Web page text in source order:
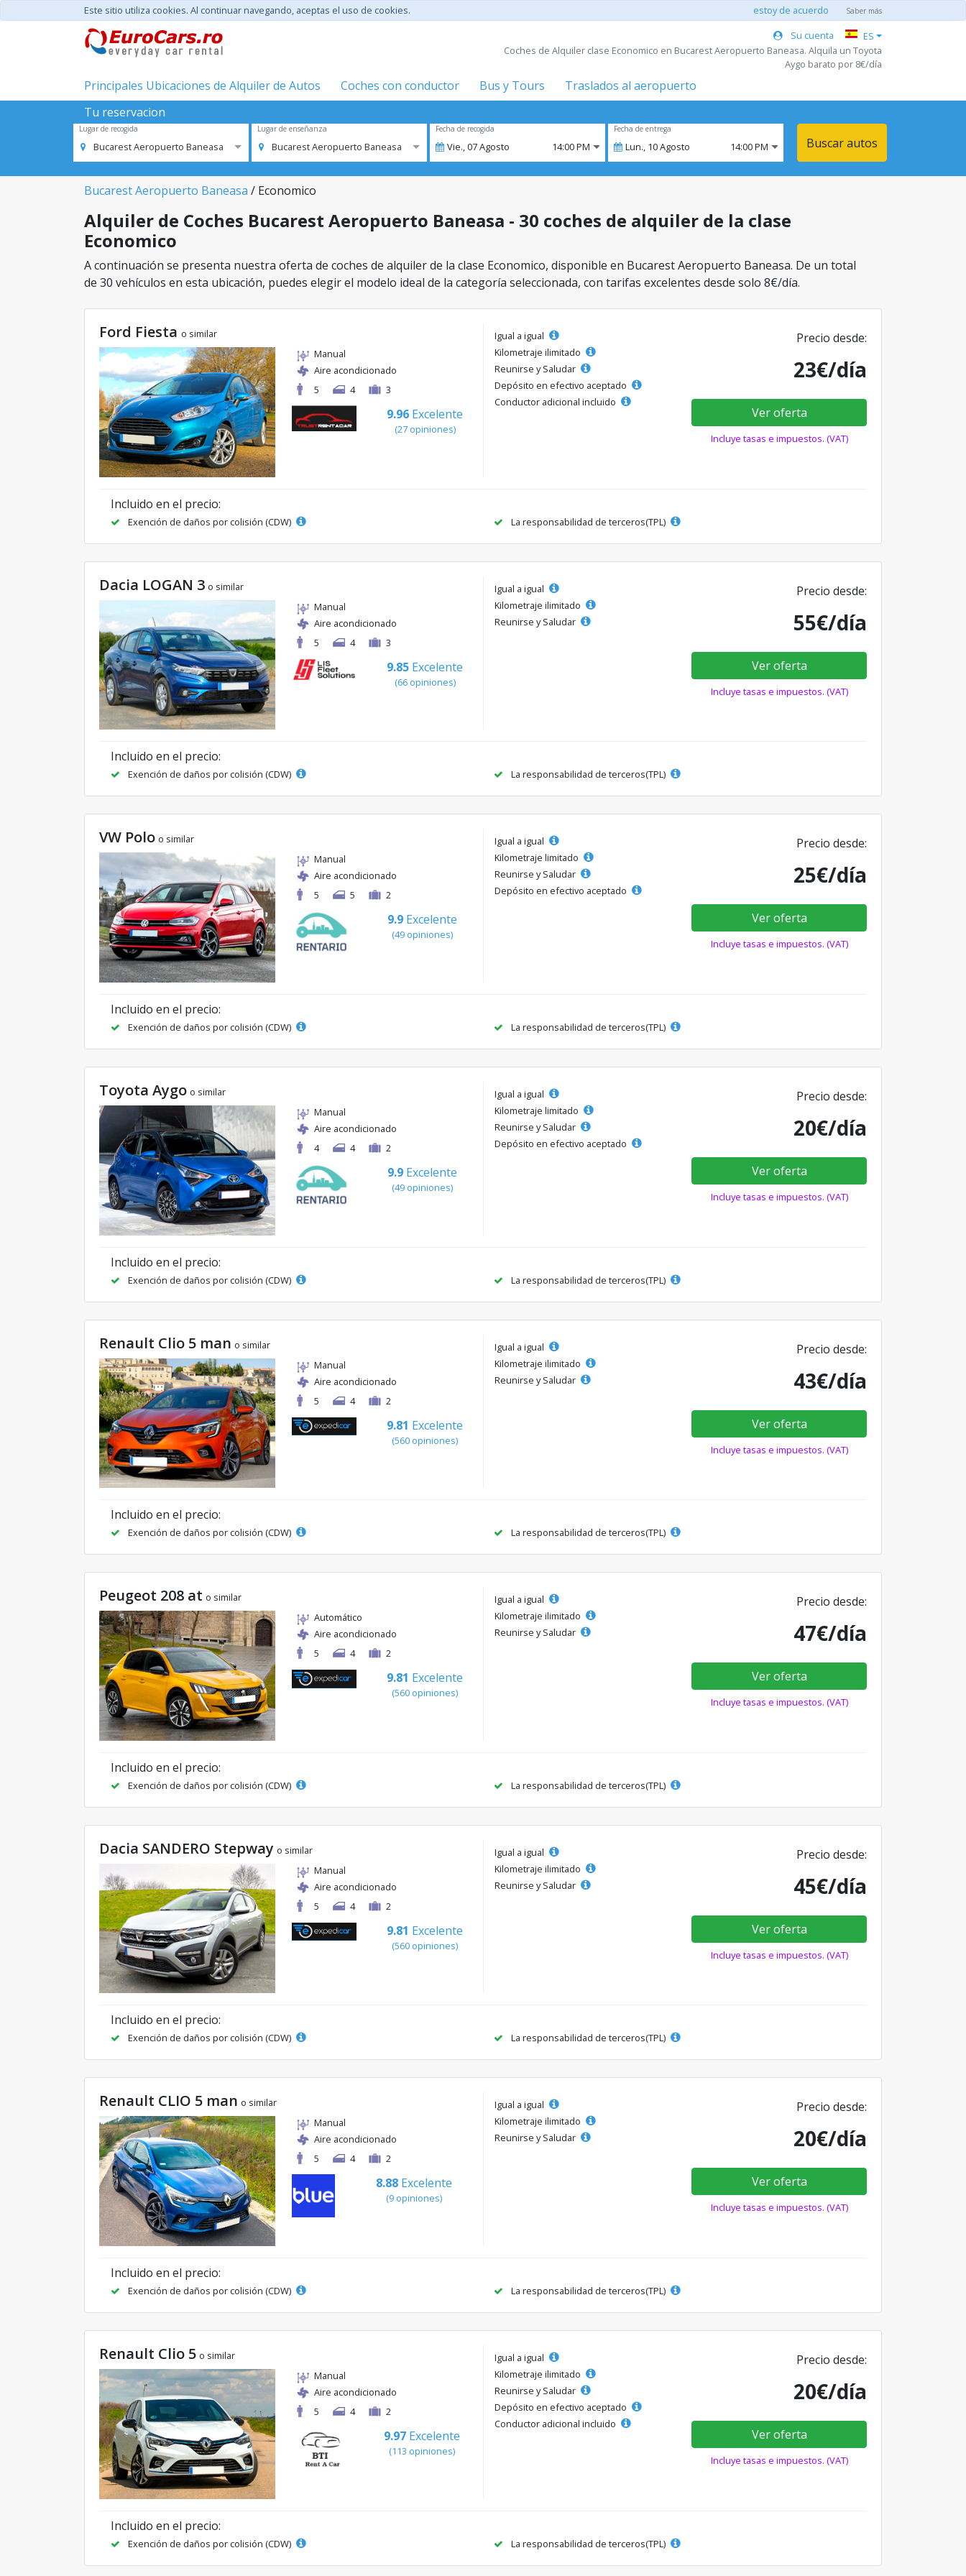
Este sitio utiliza cookies. Al continuar navegando, aceptas el uso de cookies. estoy de acuerdo Saber más
Su cuenta
ES
Coches de Alquiler clase Economico en Bucarest Aeropuerto Baneasa. Alquila un Toyota
Aygo barato por 8€/día
Principales Ubicaciones de Alquiler de Autos Coches con conductor Bus y Tours
Traslados al aeropuerto
Tu reservacion
Lugar de recogida
Bucarest Aeropuerto Baneasa
Lugar de enseñanza
Bucarest Aeropuerto Baneasa
Fecha de recogida
Vie.,07Agosto 14:00 PM
Fecha de entrega
Lun., 10Agosto 14:00 PM Buscar autos
Bucarest Aeropuerto Baneasa / Economico
Alquiler de Coches Bucarest Aeropuerto Baneasa - 30 coches de alquiler de la clase
Economico
A continuación se presenta nuestra oferta de coches de alquiler de la clase Economico, disponible en Bucarest Aeropuerto Baneasa. De un total
de 30 vehículos en esta ubicación, puedes elegir el modelo ideal de la categoría seleccionada, con tarifas excelentes desde solo 8€/día.
Ford Fiesta o similar
Manual
Aire acondicionado
5
4 3
9.96 Excelente
(27 opiniones)
Igual a igual
Kilometraje ilimitado
Reunirse y Saludar
Depósito en efectivo aceptado
Conductor adicional incluido
Precio desde:
23€/día
Ver oferta
Incluye tasas e impuestos. (VAT)
Incluido en el precio:
Exención de daños por colisión (CDW) La responsabilidad de terceros(TPL)
Dacia LOGAN 3 o similar
Manual
Aire acondicionado
5
4 3
9.85 Excelente
(66 opiniones)
Igual a igual
Kilometraje ilimitado
Reunirse y Saludar
Precio desde:
55€/día
Ver oferta
Incluye tasas e impuestos. (VAT)
Incluido en el precio:
Exención de daños por colisión (CDW) La responsabilidad de terceros(TPL)
VW Polo o similar
Manual
Aire acondicionado
5
5 2
9.9 Excelente
(49 opiniones)
Igual a igual
Kilometraje limitado
Reunirse y Saludar
Depósito en efectivo aceptado
Precio desde:
25€/día
Ver oferta
Incluye tasas e impuestos. (VAT)
Incluido en el precio:
Exención de daños por colisión (CDW) La responsabilidad de terceros(TPL)
Toyota Aygo o similar
Manual
Aire acondicionado
4
4 2
9.9 Excelente
(49 opiniones)
Igual a igual
Kilometraje limitado
Reunirse y Saludar
Depósito en efectivo aceptado
Precio desde:
20€/día
Ver oferta
Incluye tasas e impuestos. (VAT)
Incluido en el precio:
Exención de daños por colisión (CDW) La responsabilidad de terceros(TPL)
Renault Clio 5 man o similar
Manual
Aire acondicionado
5
4 2
9.81 Excelente
(560 opiniones)
Igual a igual
Kilometraje ilimitado
Reunirse y Saludar
Precio desde:
43€/día
Ver oferta
Incluye tasas e impuestos. (VAT)
Incluido en el precio:
Exención de daños por colisión (CDW) La responsabilidad de terceros(TPL)
Peugeot 208 at o similar
Automático
Aire acondicionado
5
4 2
9.81 Excelente
(560 opiniones)
Igual a igual
Kilometraje ilimitado
Reunirse y Saludar
Precio desde:
47€/día
Ver oferta
Incluye tasas e impuestos. (VAT)
Incluido en el precio:
Exención de daños por colisión (CDW) La responsabilidad de terceros(TPL)
Dacia SANDERO Stepway o similar
Manual
Aire acondicionado
5
4 2
9.81 Excelente
(560 opiniones)
Igual a igual
Kilometraje ilimitado
Reunirse y Saludar
Precio desde:
45€/día
Ver oferta
Incluye tasas e impuestos. (VAT)
Incluido en el precio:
Exención de daños por colisión (CDW) La responsabilidad de terceros(TPL)
Renault CLIO 5 man o similar
Manual
Aire acondicionado
5
4 2
8.88 Excelente
(9 opiniones)
Igual a igual
Kilometraje ilimitado
Reunirse y Saludar
Precio desde:
20€/día
Ver oferta
Incluye tasas e impuestos. (VAT)
Incluido en el precio:
Exención de daños por colisión (CDW) La responsabilidad de terceros(TPL)
Renault Clio 5 o similar
Manual
Aire acondicionado
5
4 2
9.97 Excelente
(113 opiniones)
Igual a igual
Kilometraje ilimitado
Reunirse y Saludar
Depósito en efectivo aceptado
Conductor adicional incluido
Precio desde:
20€/día
Ver oferta
Incluye tasas e impuestos. (VAT)
Incluido en el precio:
Exención de daños por colisión (CDW) La responsabilidad de terceros(TPL)